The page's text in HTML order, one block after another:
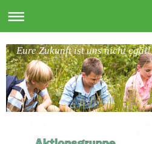
Eure Zukunft ist uns nicht egal!